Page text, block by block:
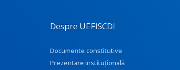
Despre UEFISCDI
Documente constitutive
Prezentare instituţională